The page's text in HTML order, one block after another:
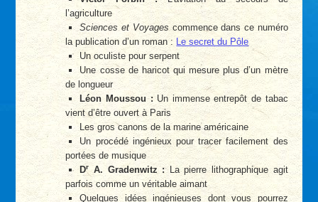
l’agriculture
Sciences et Voyagescommence dans ce numéro
la publication d’un roman :
Le secret du Pôle
Un oculiste pour serpent
Une cosse de haricot qui mesure plus d’un mètre
de longueur
Léon Moussou :Un immense entrepôt de tabac
vient d’être ouvert à Paris
Les gros canons de la marine américaine
Un procédé ingénieux pour tracer facilement des
portées de musique
Dr A. Gradenwitz :La pierre lithographique agit
parfois comme un véritable aimant
Quelques idées ingénieuses dont vous pourrez